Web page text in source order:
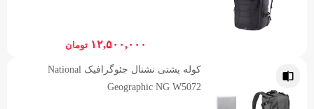
۱۲,۵۰۰,۰۰۰ تومان
کوله پشتی نشنال جئوگرافیک National
Geographic NG W5072